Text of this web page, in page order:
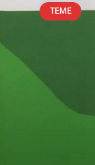
TEME